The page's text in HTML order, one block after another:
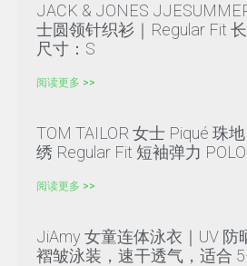
JACK & JONES
士圆领针织衫｜Regular Fit
尺寸：S
阅读更多 >>
TOM TAILOR 女士 Piqué 珠
绣 Regular Fit 短袖弹力
阅读更多 >>
JiAmy 女童连体泳衣｜UV
褶皱泳装，速干透气，适合